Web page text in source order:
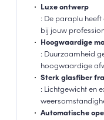
Luxe ontwerp
: De paraplu
bij jouw
Hoogwaardige
: Duurzaamheid
hoogwaardige
Sterk glasfiber
: Lichtgewicht en
Automatische